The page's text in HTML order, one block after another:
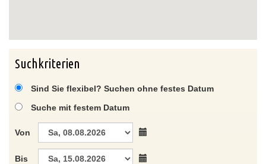
Suchkriterien
Sind Sie flexibel? Suchen ohne festes Datum
Suche mit festem Datum
Von
Bis